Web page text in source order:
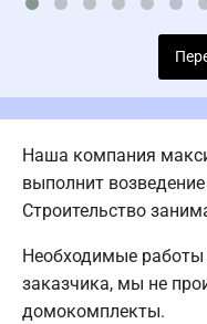
Наша компания
выполнит
Строительство
Необходимые работы
заказчика, мы не
домокомплекты.